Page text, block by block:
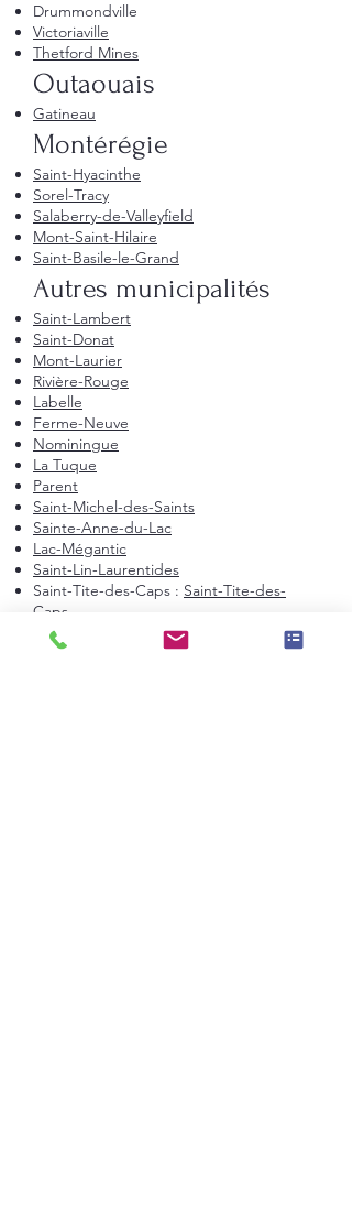
Drummondville
Victoriaville
Thetford Mines
Outaouais
Gatineau
Montérégie
Saint-Hyacinthe
Sorel-Tracy
Salaberry-de-Valleyfield
Mont-Saint-Hilaire
Saint-Basile-le-Grand
Autres municipalités
Saint-Lambert
Saint-Donat
Mont-Laurier
Rivière-Rouge
Labelle
Ferme-Neuve
Nominingue
La Tuque
Parent
Saint-Michel-des-Saints
Sainte-Anne-du-Lac
Lac-Mégantic
Saint-Lin-Laurentides
Saint-Tite-des-Caps : Saint-Tite-des-
Caps
Salaberry-de-Valleyfield :
Salaberry-de-
Valleyfield